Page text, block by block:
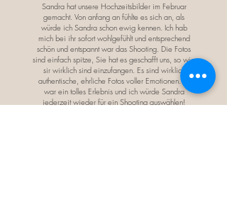
Sandra hat unsere Hochzeitsbilder im Februar
gemacht. Von anfang an fühlte es sich an, als
würde ich Sandra schon ewig kennen. Ich hab
mich bei ihr sofort wohlgefühlt und entsprechend
schön und entspannt war das Shooting. Die Fotos
sind einfach spitze, Sie hat es geschafft uns, so wie
sir wirklich sind einzufangen. Es sind wirklich
authentische, ehrliche Fotos voller Emotionen. Es
war ein tolles Erlebnis und ich würde Sandra
jederzeit wieder für ein Shooting auswählen!